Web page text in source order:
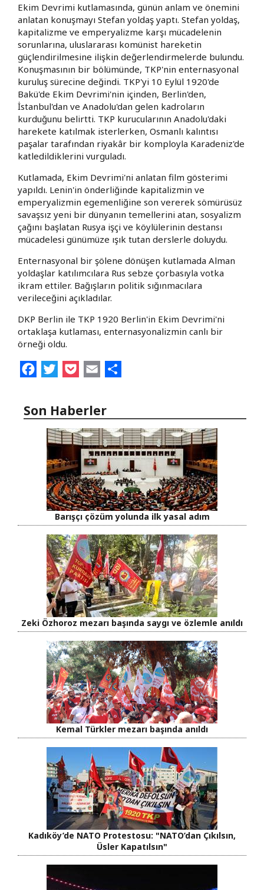
Ekim Devrimi kutlamasında, günün anlam ve önemini
anlatan konuşmayı Stefan yoldaş yaptı. Stefan yoldaş,
kapitalizme ve emperyalizme karşı mücadelenin
sorunlarına, uluslararası komünist hareketin
güçlendirilmesine ilişkin değerlendirmelerde bulundu.
Konuşmasının bir bölümünde, TKP'nin enternasyonal
kuruluş sürecine değindi. TKP'yi 10 Eylül 1920'de
Bakü'de Ekim Devrimi'nin içinden, Berlin'den,
İstanbul'dan ve Anadolu'dan gelen kadroların
kurduğunu belirtti. TKP kurucularının Anadolu'daki
harekete katılmak isterlerken, Osmanlı kalıntısı
paşalar tarafından riyakâr bir komployla Karadeniz'de
katledildiklerini vurguladı.
Kutlamada, Ekim Devrimi'ni anlatan film gösterimi
yapıldı. Lenin'in önderliğinde kapitalizmin ve
emperyalizmin egemenliğine son vererek sömürüsüz
savaşsız yeni bir dünyanın temellerini atan, sosyalizm
çağını başlatan Rusya işçi ve köylülerinin destansı
mücadelesi günümüze ışık tutan derslerle doluydu.
Enternasyonal bir şölene dönüşen kutlamada Alman
yoldaşlar katılımcılara Rus sebze çorbasıyla votka
ikram ettiler. Bağışların politik sığınmacılara
verileceğini açıkladılar.
DKP Berlin ile TKP 1920 Berlin'in Ekim Devrimi'ni
ortaklaşa kutlaması, enternasyonalizmin canlı bir
örneği oldu.
FacebookTwitterPocketEmail
Son Haberler
Barışçı çözüm yolunda ilk yasal adım
Zeki Özhoroz mezarı başında saygı ve özlemle anıldı
Kemal Türkler mezarı başında anıldı
Kadıköy’de NATO Protestosu: "NATO’dan Çıkılsın,
Üsler Kapatılsın"